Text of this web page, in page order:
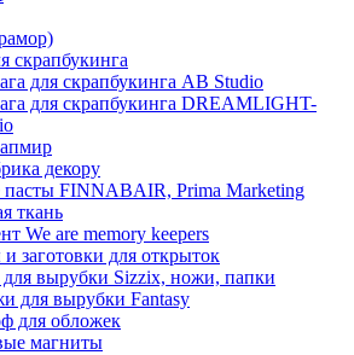
скрапбукинга
для скрапбукинга AB Studio
для скрапбукинга DREAMLIGHT-
декору
пасты FINNABAIR, Prima Marketing
ткань
We are memory keepers
заготовки для открыток
вырубки Sizzix, ножи, папки
для вырубки Fantasy
для обложек
магниты